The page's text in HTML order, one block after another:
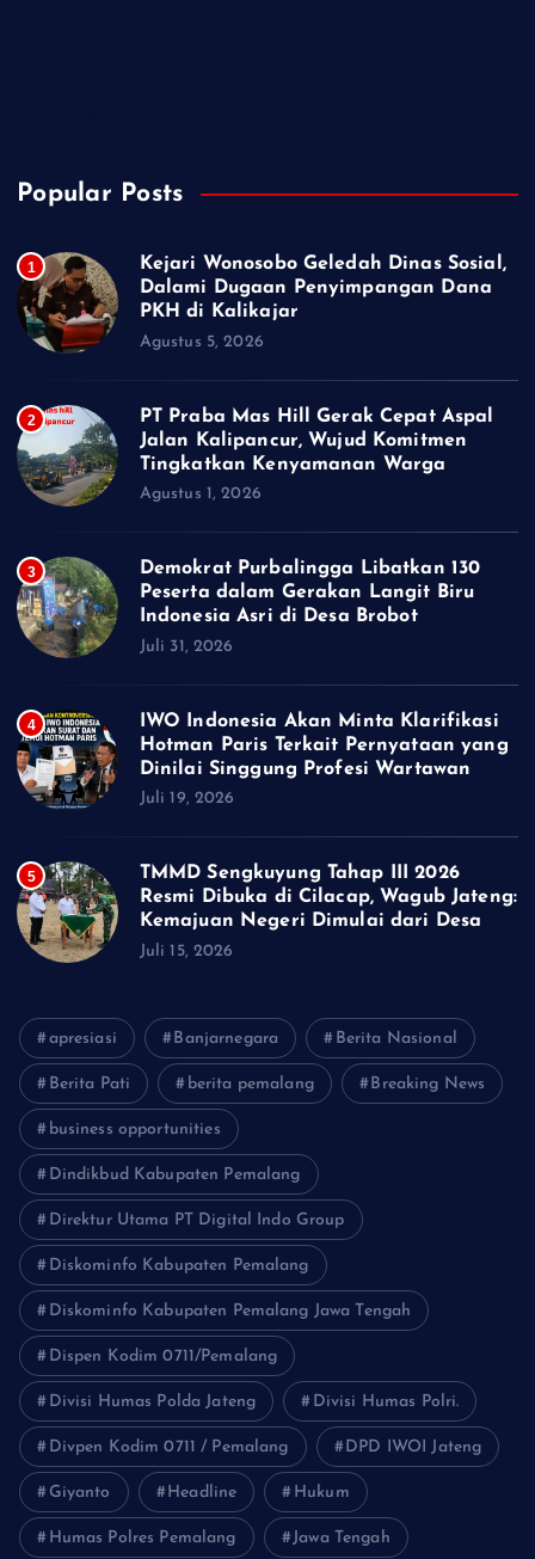
Popular Posts
1
Kejari Wonosobo Geledah Dinas Sosial,
Dalami Dugaan Penyimpangan Dana
PKH di Kalikajar
Agustus 5, 2026
2
PT Praba Mas Hill Gerak Cepat Aspal
Jalan Kalipancur, Wujud Komitmen
Tingkatkan Kenyamanan Warga
Agustus 1, 2026
3
Demokrat Purbalingga Libatkan 130
Peserta dalam Gerakan Langit Biru
Indonesia Asri di Desa Brobot
Juli 31, 2026
4
IWO Indonesia Akan Minta Klarifikasi
Hotman Paris Terkait Pernyataan yang
Dinilai Singgung Profesi Wartawan
Juli 19, 2026
5
TMMD Sengkuyung Tahap III 2026
Resmi Dibuka di Cilacap, Wagub Jateng:
Kemajuan Negeri Dimulai dari Desa
Juli 15, 2026
apresiasi Banjarnegara Berita Nasional
Berita Pati berita pemalang Breaking News
business opportunities
Dindikbud Kabupaten Pemalang
Direktur Utama PT Digital Indo Group
Diskominfo Kabupaten Pemalang
Diskominfo Kabupaten Pemalang Jawa Tengah
Dispen Kodim 0711/Pemalang
Divisi Humas Polda Jateng Divisi Humas Polri.
Divpen Kodim 0711 / Pemalang DPD IWOI Jateng
Giyanto Headline Hukum
Humas Polres Pemalang Jawa Tengah